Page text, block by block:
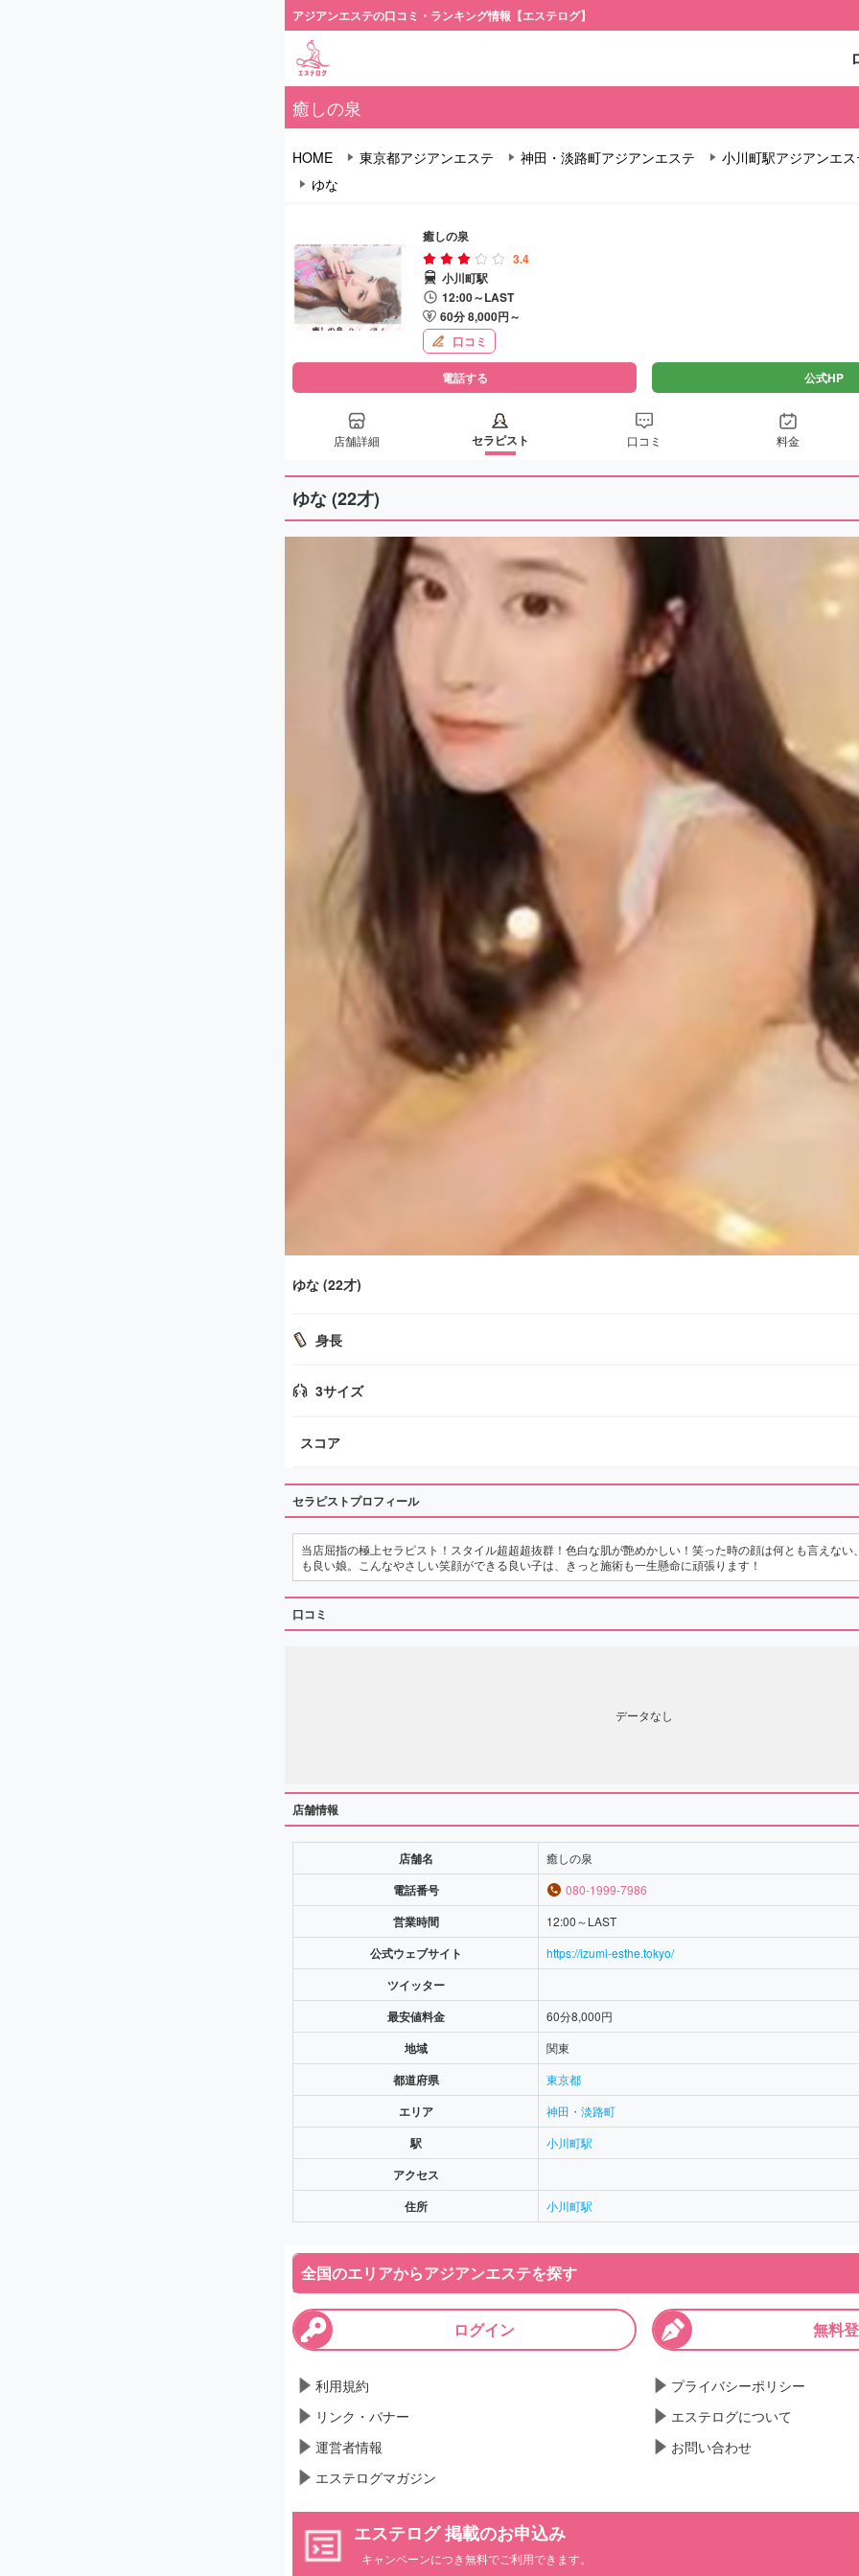
アジアンエステの口コミ・ランキング情報【エステログ】
癒しの泉
HOME 東京都アジアンエステ 神田・淡路町アジアンエステ
小川町駅アジアンエ
ゆな
癒しの泉
3.4
小川町駅
12:00～LAST
60分 8,000円～
口コミ
電話する 公式HP
店舗詳細 セラピスト 口コミ 料金
ゆな (22才)
ゆな (22才)
身長
3サイズ
スコア
セラピストプロフィール
当店屈指の極上セラピスト！スタイル超超超抜群！色白な肌が艶めかしい！笑った時の顔は何とも言えない
も良い娘。こんなやさしい笑顔ができる良い子は、きっと施術も一生懸命に頑張ります！
口コミ
データなし
店舗情報
店舗名 癒しの泉
電話番号 080-1999-7986
営業時間 12:00～LAST
公式ウェブサイト https://izumi-esthe.tokyo/
ツイッター
最安値料金
60分8,000円
地域 関東
都道府県 東京都
エリア 神田・淡路町
駅 小川町駅
アクセス
住所
小川町駅
全国のエリアからアジアンエステを探す
ログイン 無料
利用規約
プライバシーポリシー
リンク・バナー
エステログについて
運営者情報
お問い合わせ
エステログマガジン
エステログ 掲載のお申込み
キャンペーンにつき無料でご利用できます。